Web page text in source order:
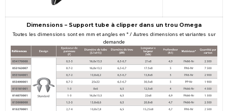
Dimensions – Support tube à clipper dans un trou Omega
Toutes les dimensions sont en mm et angles en ° / Autres dimensions et variantes sur
demande